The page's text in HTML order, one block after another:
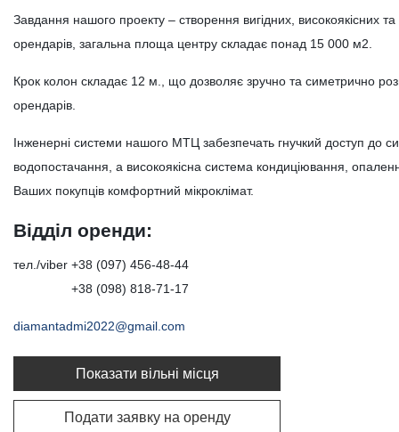
Завдання нашого проекту – створення вигідних, високоякісних
орендарів, загальна площа центру складає понад 15 000 м2.
Крок колон складає 12 м., що дозволяє зручно та симетрично
орендарів.
Інженерні системи нашого МТЦ забезпечать гнучкий доступ до
водопостачання, а високоякісна система кондиціювання,
Ваших покупців комфортний мікроклімат.
Відділ оренди:
тел./viber +38 (097) 456-48-44
+38 (098) 818-71-17
diamantadmi2022@gmail.com
Показати вільні місця
Подати заявку на оренду